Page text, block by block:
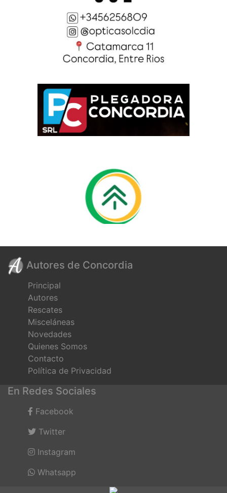
Autores de Concordia
Principal
Autores
Rescates
Misceláneas
Novedades
Quienes Somos
Contacto
Política de Privacidad
En Redes Sociales
Facebook
Twitter
Instagram
Whatsapp